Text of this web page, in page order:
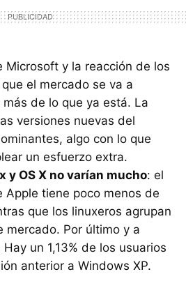
Microsoft y la reacción de los
el mercado se va a
de lo que ya está. La
versiones nuevas del
algo con lo que
un esfuerzo extra.
y OS X no varían mucho: el
Apple tiene poco menos de
que los linuxeros agrupan
mercado. Por último y a
un 1,13% de los usuarios
anterior a Windows XP.